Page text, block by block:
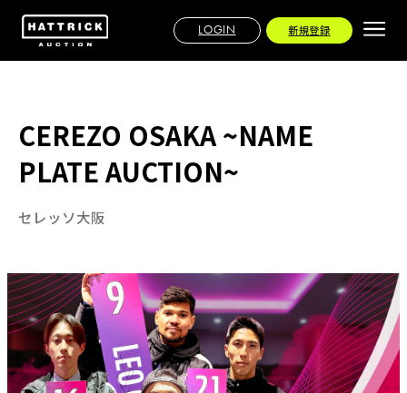
LOGIN 新規登録
CEREZO OSAKA ~NAME
PLATE AUCTION~
セレッソ大阪